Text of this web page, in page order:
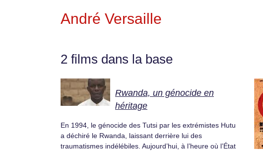
André Versaille
2 films dans la base
Rwanda, un génocide en
héritage
En 1994, le génocide des Tutsi par les extrémistes Hutu
a déchiré le Rwanda, laissant derrière lui des
traumatismes indélébiles. Aujourd’hui, à l’heure où l’État